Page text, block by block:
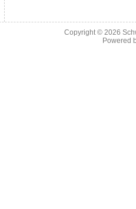
Copyright © 2026
Powered